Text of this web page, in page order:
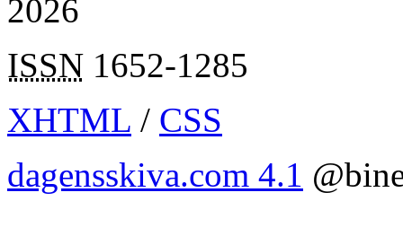
2026
ISSN 1652-1285
XHTML / CSS
dagensskiva.com 4.1